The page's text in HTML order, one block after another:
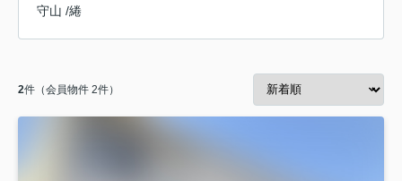
守山 /綣
2件（会員物件 2件）